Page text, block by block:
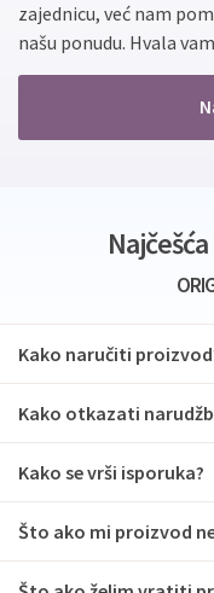
zajednicu, već nam
našu ponudu. Hvala
Kako naručiti
Kako otkazati
Kako se vrši isporuka?
Što ako mi proizvod